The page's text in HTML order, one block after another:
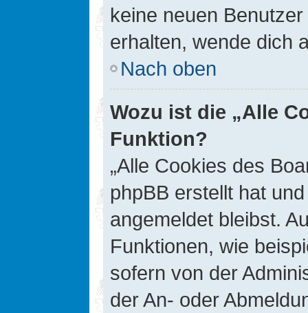
keine neuen
erhalten, wende dich
Nach oben
Wozu ist die „Alle
Funktion?
„Alle Cookies des
phpBB erstellt hat
angemeldet bleibst.
Funktionen, wie
sofern von der
der An- oder